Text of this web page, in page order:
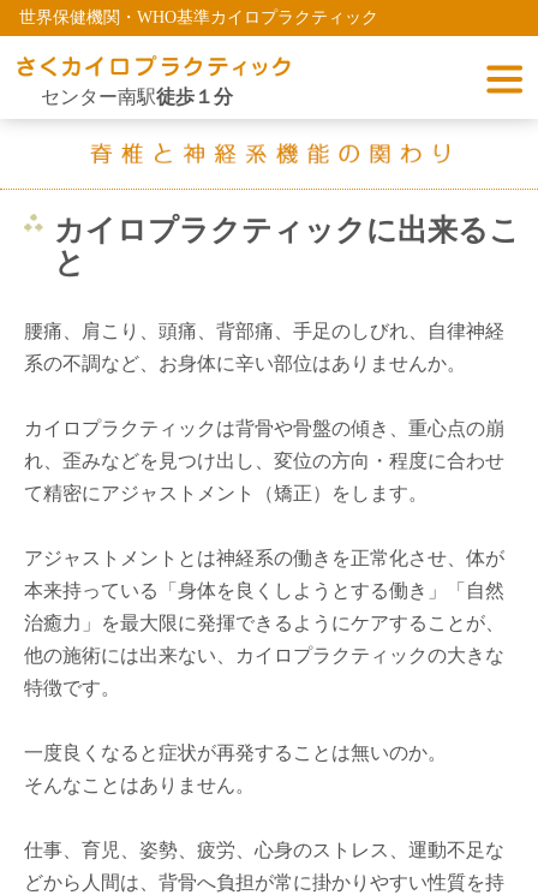
世界保健機関・WHO基準カイロプラクティック
センター南駅徒歩１分
カイロプラクティックに出来るこ
と
腰痛、肩こり、頭痛、背部痛、手足のしびれ、自律神経
系の不調など、お身体に辛い部位はありませんか。
カイロプラクティックは背骨や骨盤の傾き、重心点の崩
れ、歪みなどを見つけ出し、変位の方向・程度に合わせ
て精密にアジャストメント（矯正）をします。
アジャストメントとは神経系の働きを正常化させ、体が
本来持っている「身体を良くしようとする働き」「自然
治癒力」を最大限に発揮できるようにケアすることが、
他の施術には出来ない、カイロプラクティックの大きな
特徴です。
一度良くなると症状が再発することは無いのか。
そんなことはありません。
仕事、育児、姿勢、疲労、心身のストレス、運動不足な
どから人間は、背骨へ負担が常に掛かりやすい性質を持